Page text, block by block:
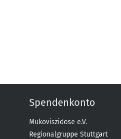
Spendenkonto
Mukoviszidose e.V.
Regionalgruppe Stuttgart